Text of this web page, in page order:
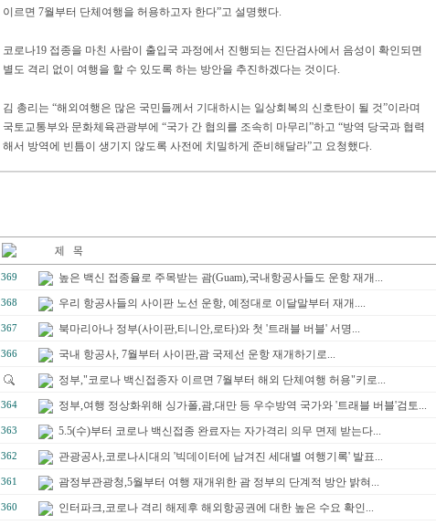
이르면 7월부터 단체여행을 허용하고자 한다”고 설명했다.
코로나19 접종을 마친 사람이 출입국 과정에서 진행되는 진단검사에서 음성이 확인되면
별도 격리 없이 여행을 할 수 있도록 하는 방안을 추진하겠다는 것이다.
김 총리는 “해외여행은 많은 국민들께서 기대하시는 일상회복의 신호탄이 될 것”이라며
국토교통부와 문화체육관광부에 “국가 간 협의를 조속히 마무리”하고 “방역 당국과 협력
해서 방역에 빈틈이 생기지 않도록 사전에 치밀하게 준비해달라”고 요청했다.
369 높은 백신 접종율로 주목받는 괌(Guam),국내항공사들도 운항 재개...
368 우리 항공사들의 사이판 노선 운항, 예정대로 이달말부터 재개....
367 북마리아나 정부(사이판,티니안,로타)와 첫 '트래블 버블' 서명...
366 국내 항공사, 7월부터 사이판,괌 국제선 운항 재개하기로...
정부,"코로나 백신접종자 이르면 7월부터 해외 단체여행 허용"키로...
364 정부,여행 정상화위해 싱가폴,괌,대만 등 우수방역 국가와 '트래블 버블'검토...
363 5.5(수)부터 코로나 백신접종 완료자는 자가격리 의무 면제 받는다...
362 관광공사,코로나시대의 '빅데이터에 남겨진 세대별 여행기록' 발표...
361 괌정부관광청,5월부터 여행 재개위한 괌 정부의 단계적 방안 밝혀...
360 인터파크,코로나 격리 해제후 해외항공권에 대한 높은 수요 확인...